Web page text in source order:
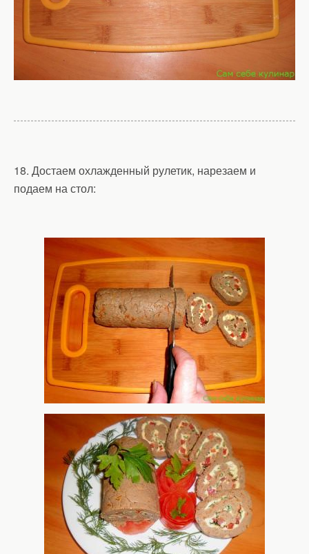
18. Достаем охлажденный рулетик, нарезаем и
подаем на стол: